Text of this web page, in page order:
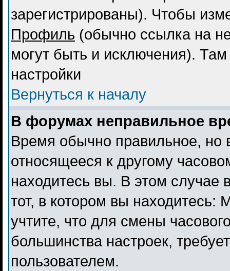
зарегистрированы). Чтобы
Профиль (обычно ссылка на
могут быть и исключения).
настройки
Вернуться к началу
В форумах неправильное
Время обычно правильное, но
относящееся к другому
находитесь вы. В этом случае
тот, в котором вы находитесь:
учтите, что для смены
большинства настроек,
пользователем.